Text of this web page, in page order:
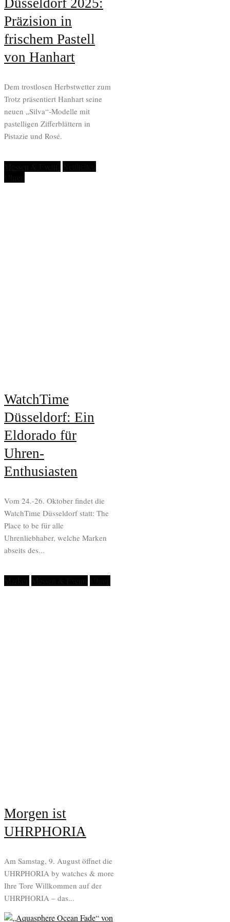
Düsseldorf 2025:
Präzision in
frischem Pastell
von Hanhart
Dem trostlosen Herbstwetter zum
Trotz präsentiert Hanhart seine
neuen „Silva“-Modelle mit
pastelligen Zifferblättern in
Pistazie und Rosé.
WatchTime
Düsseldorf: Ein
Eldorado für
Uhren-
Enthusiasten
Vom 24.-26. Oktober findet die
WatchTime Düsseldorf statt: The
Place to be für alle
Uhrenliebhaber, welche Marken
abseits des...
Morgen ist
UHRPHORIA
Am Samstag, 9. August öffnet die
UHRPHORIA by watches & more
Ihre Tore Willkommen auf der
UHRPHORIA – das...